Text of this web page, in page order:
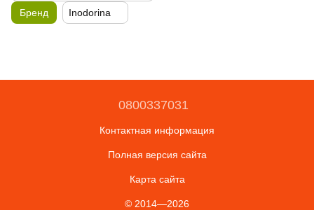
Бренд Inodorina
0800337031
Контактная информация
Полная версия сайта
Карта сайта
© 2014—2026